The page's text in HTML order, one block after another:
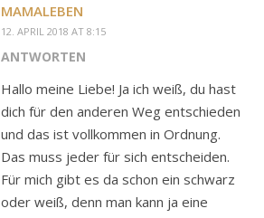
MAMALEBEN
12. APRIL 2018 AT 8:15
ANTWORTEN
Hallo meine Liebe! Ja ich weiß, du hast
dich für den anderen Weg entschieden
und das ist vollkommen in Ordnung.
Das muss jeder für sich entscheiden.
Für mich gibt es da schon ein schwarz
oder weiß, denn man kann ja eine